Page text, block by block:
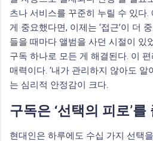
츠나 서비스를 꾸준히 누릴 수 있다.
게 중요했다면, 이제는 ‘접근’이 더
들을 때마다 앨범을 사던 시절이 있
구독 하나로 모든 게 해결된다. 이
매력이다. ‘내가 관리하지 않아도 알
는 심리적 안정감이 크다.
구독은 ‘선택의 피로’
현대인은 하루에도 수십 가지 선택